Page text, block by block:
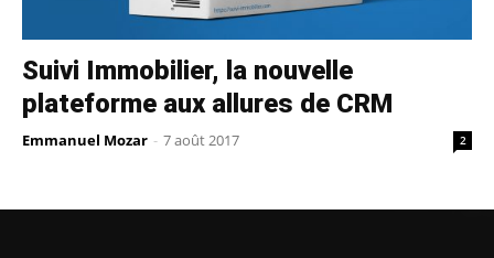
Suivi Immobilier, la nouvelle
plateforme aux allures de CRM
Emmanuel Mozar - 7 août 2017 2